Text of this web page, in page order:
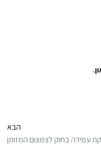
הבא
עמידה בחוק לצמצום המזומן